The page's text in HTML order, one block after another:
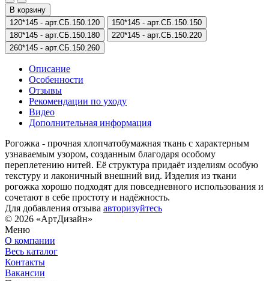
В корзину
120*145 - арт.СБ.150.120 150*145 - арт.СБ.150.150
180*145 - арт.СБ.150.180 220*145 - арт.СБ.150.220
260*145 - арт.СБ.150.260
Описание
Особенности
Отзывы
Рекомендации по уходу
Видео
Дополнительная информация
Рогожка - прочная хлопчатобумажная ткань с характерным
узнаваемым узором, созданным благодаря особому
переплетению нитей. Её структура придаёт изделиям особую
текстуру и лаконичный внешний вид. Изделия из ткани
рогожка хорошо подходят для повседневного использования и
сочетают в себе простоту и надёжность.
Для добавления отзыва авторизуйтесь
© 2026 «АртДизайн»
Меню
О компании
Весь каталог
Контакты
Вакансии